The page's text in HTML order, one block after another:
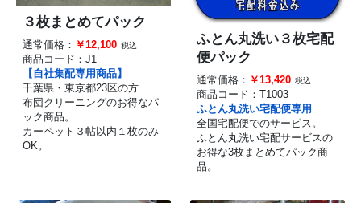
３枚まとめてパック
通常価格： ￥12,100 税込
商品コード： J1
【自社集配専用商品】
千葉県・東京都23区の方
布団クリーニングのお得なパ
ック商品。
カーペット３帖以内１枚のみ
OK。
ふとん丸洗い３枚宅配
便パック
通常価格： ￥13,420 税込
商品コード： T1003
ふとん丸洗い宅配便専用
全国宅配便でのサービス。
ふとん丸洗い宅配サービスの
お得な3枚まとめてパック商
品。